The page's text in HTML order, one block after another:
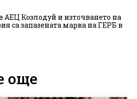
АЕЦ Козлодуй и източването на
са запазената марка на ГЕРБ в
още